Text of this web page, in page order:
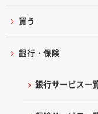
買う
銀行・保険
銀行サービス一